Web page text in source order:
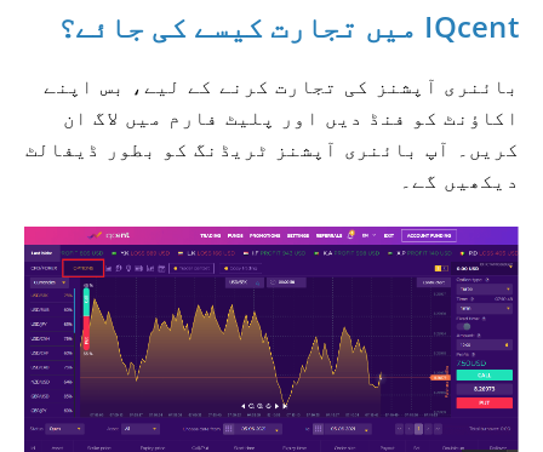
IQcent میں تجارت کیسے کی جائے؟
بائنری آپشنز کی تجارت کرنے کے لیے، بس اپنے
اکاؤنٹ کو فنڈ دیں اور پلیٹ فارم میں لاگ ان
کریں۔
آپ بائنری آپشنز ٹریڈنگ کو بطور ڈیفالٹ
دیکھیں گے۔